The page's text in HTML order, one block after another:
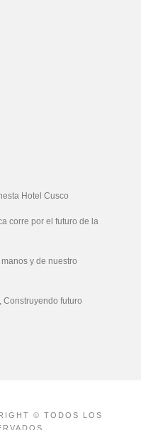
Hotel Cusco
corre por el futuro de la
y de nuestro
Construyendo futuro
© TODOS LOS